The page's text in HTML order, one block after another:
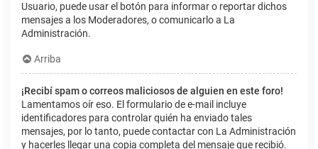
Usuario, puede usar el botón para informar o reportar dichos
mensajes a los Moderadores, o comunicarlo a La
Administración.
Arriba
¡Recibí spam o correos maliciosos de alguien en este foro!
Lamentamos oír eso. El formulario de e-mail incluye
identificadores para controlar quién ha enviado tales
mensajes, por lo tanto, puede contactar con La Administración
y hacerles llegar una copia completa del mensaje que recibió.